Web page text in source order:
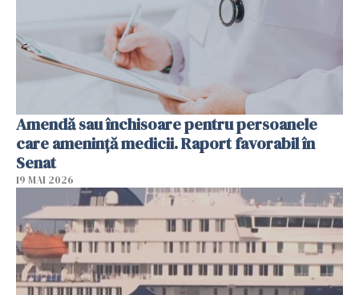
Amendă sau închisoare pentru persoanele
care ameninţă medicii. Raport favorabil în
Senat
19 MAI 2026